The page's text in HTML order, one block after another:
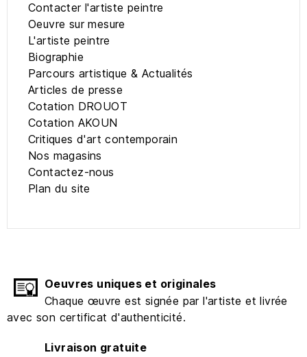
Contacter l'artiste peintre
Oeuvre sur mesure
L'artiste peintre
Biographie
Parcours artistique & Actualités
Articles de presse
Cotation DROUOT
Cotation AKOUN
Critiques d'art contemporain
Nos magasins
Contactez-nous
Plan du site
Oeuvres uniques et originales
Chaque œuvre est signée par l'artiste et livrée
avec son certificat d'authenticité.
Livraison gratuite